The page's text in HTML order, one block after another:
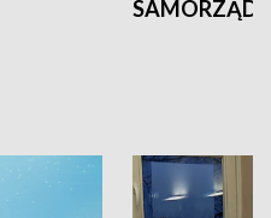
SAMORZĄD